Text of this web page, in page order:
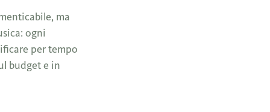
ma
ogni
per tempo
budget e in